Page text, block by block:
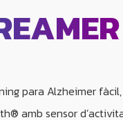
para Alzheimer
amb sensor